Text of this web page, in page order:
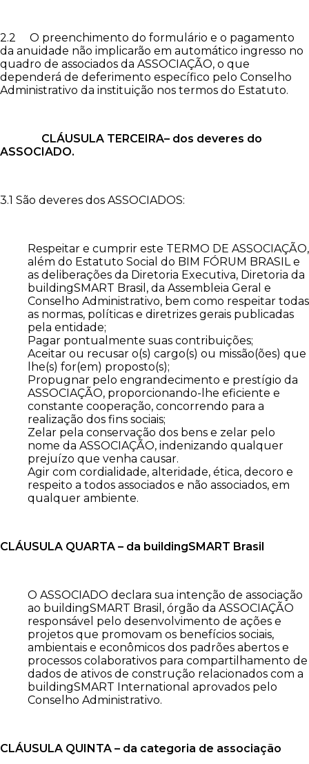
2.2 O preenchimento do formulário e o pagamento
da anuidade não implicarão em automático ingresso no
quadro de associados da ASSOCIAÇÃO, o que
dependerá de deferimento específico pelo Conselho
Administrativo da instituição nos termos do Estatuto.
CLÁUSULA TERCEIRA– dos deveres do
ASSOCIADO.
3.1 São deveres dos ASSOCIADOS:
Respeitar e cumprir este TERMO DE ASSOCIAÇÃO,
além do Estatuto Social do BIM FÓRUM BRASIL e
as deliberações da Diretoria Executiva, Diretoria da
buildingSMART Brasil, da Assembleia Geral e
Conselho Administrativo, bem como respeitar todas
as normas, políticas e diretrizes gerais publicadas
pela entidade;
Pagar pontualmente suas contribuições;
Aceitar ou recusar o(s) cargo(s) ou missão(ões) que
lhe(s) for(em) proposto(s);
Propugnar pelo engrandecimento e prestígio da
ASSOCIAÇÃO, proporcionando-lhe eficiente e
constante cooperação, concorrendo para a
realização dos fins sociais;
Zelar pela conservação dos bens e zelar pelo
nome da ASSOCIAÇÃO, indenizando qualquer
prejuízo que venha causar.
Agir com cordialidade, alteridade, ética, decoro e
respeito a todos associados e não associados, em
qualquer ambiente.
CLÁUSULA QUARTA – da buildingSMART Brasil
O ASSOCIADO declara sua intenção de associação
ao buildingSMART Brasil, órgão da ASSOCIAÇÃO
responsável pelo desenvolvimento de ações e
projetos que promovam os benefícios sociais,
ambientais e econômicos dos padrões abertos e
processos colaborativos para compartilhamento de
dados de ativos de construção relacionados com a
buildingSMART International aprovados pelo
Conselho Administrativo.
CLÁUSULA QUINTA – da categoria de associação